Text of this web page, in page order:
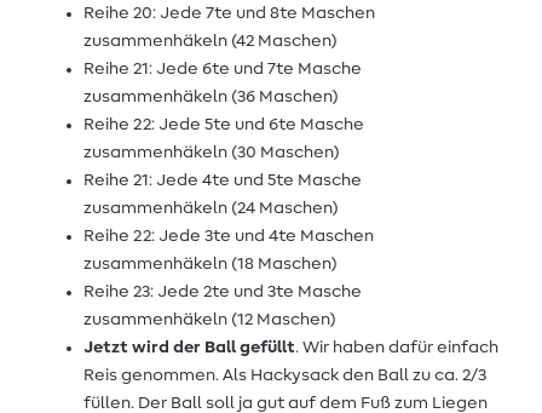
Reihe 20: Jede 7te und 8te Maschen
zusammenhäkeln (42 Maschen)
Reihe 21: Jede 6te und 7te Masche
zusammenhäkeln (36 Maschen)
Reihe 22: Jede 5te und 6te Masche
zusammenhäkeln (30 Maschen)
Reihe 21: Jede 4te und 5te Masche
zusammenhäkeln (24 Maschen)
Reihe 22: Jede 3te und 4te Maschen
zusammenhäkeln (18 Maschen)
Reihe 23: Jede 2te und 3te Masche
zusammenhäkeln (12 Maschen)
Jetzt wird der Ball gefüllt. Wir haben dafür einfach
Reis genommen. Als Hackysack den Ball zu ca. 2/3
füllen. Der Ball soll ja gut auf dem Fuß zum Liegen